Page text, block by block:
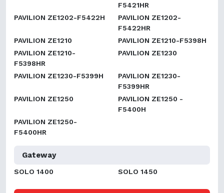
F5421HR
PAVILION ZE1202-F5422H
PAVILION ZE1202-
F5422HR
PAVILION ZE1210
PAVILION ZE1210-F5398H
PAVILION ZE1210-
F5398HR
PAVILION ZE1230
PAVILION ZE1230-F5399H
PAVILION ZE1230-
F5399HR
PAVILION ZE1250
PAVILION ZE1250 -
F5400H
PAVILION ZE1250-
F5400HR
Gateway
SOLO 1400 SOLO 1450